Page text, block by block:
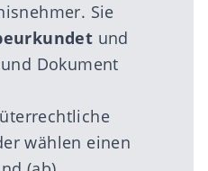
Sie
und
Dokument
wählen einen